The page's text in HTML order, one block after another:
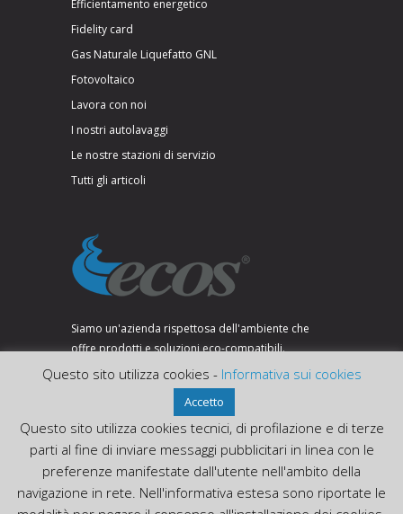
Efficientamento energetico
Fidelity card
Gas Naturale Liquefatto GNL
Fotovoltaico
Lavora con noi
I nostri autolavaggi
Le nostre stazioni di servizio
Tutti gli articoli
Siamo un'azienda rispettosa dell'ambiente che
offre prodotti e soluzioni eco-compatibili.
Questo sito utilizza cookies - Informativa sui cookies
Accetto
Questo sito utilizza cookies tecnici, di profilazione e di terze
parti al fine di inviare messaggi pubblicitari in linea con le
preferenze manifestate dall'utente nell'ambito della
navigazione in rete. Nell'informativa estesa sono riportate le